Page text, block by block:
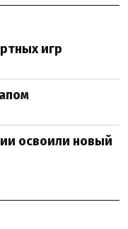
игр
освоили новый